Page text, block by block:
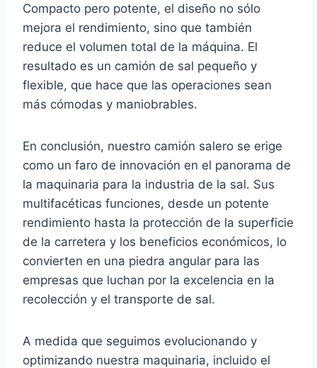
Compacto pero potente, el diseño no sólo
mejora el rendimiento, sino que también
reduce el volumen total de la máquina. El
resultado es un camión de sal pequeño y
flexible, que hace que las operaciones sean
más cómodas y maniobrables.
En conclusión, nuestro camión salero se erige
como un faro de innovación en el panorama de
la maquinaria para la industria de la sal. Sus
multifacéticas funciones, desde un potente
rendimiento hasta la protección de la superficie
de la carretera y los beneficios económicos, lo
convierten en una piedra angular para las
empresas que luchan por la excelencia en la
recolección y el transporte de sal.
A medida que seguimos evolucionando y
optimizando nuestra maquinaria, incluido el